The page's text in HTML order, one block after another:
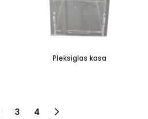
Pleksiglas kasa
3 4